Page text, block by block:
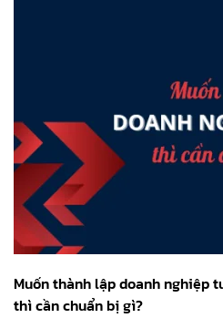
Muốn thành lập doanh nghiệp
thì cần chuẩn bị gì?